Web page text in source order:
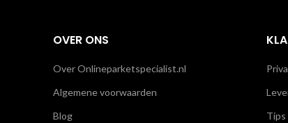
OVER ONS
Over Onlineparketspecialist.nl
Algemene voorwaarden
Blog
Tips